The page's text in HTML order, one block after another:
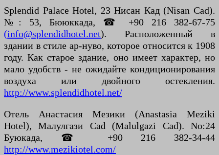
Splendid Palace Hotel, 23 Нисан Кад (Nisan Cad).
№: 53, Бююккада, ☎ +90 216 382-67-75
(info@splendidhotel.net). Расположенный в
здании в стиле ар-нуво, которое относится к 1908
году. Как старое здание, оно имеет характер, но
мало удобств - не ожидайте кондиционирования
воздуха или двойного остекления.
http://www.splendidhotel.net/
Отель Анастасия Мезики (Anastasia Meziki
Hotel), Малулгази Cad (Malulgazi Cad). No:24
Буюкада, ☎ +90 216 382-34-44
http://www.mezikiotel.com/